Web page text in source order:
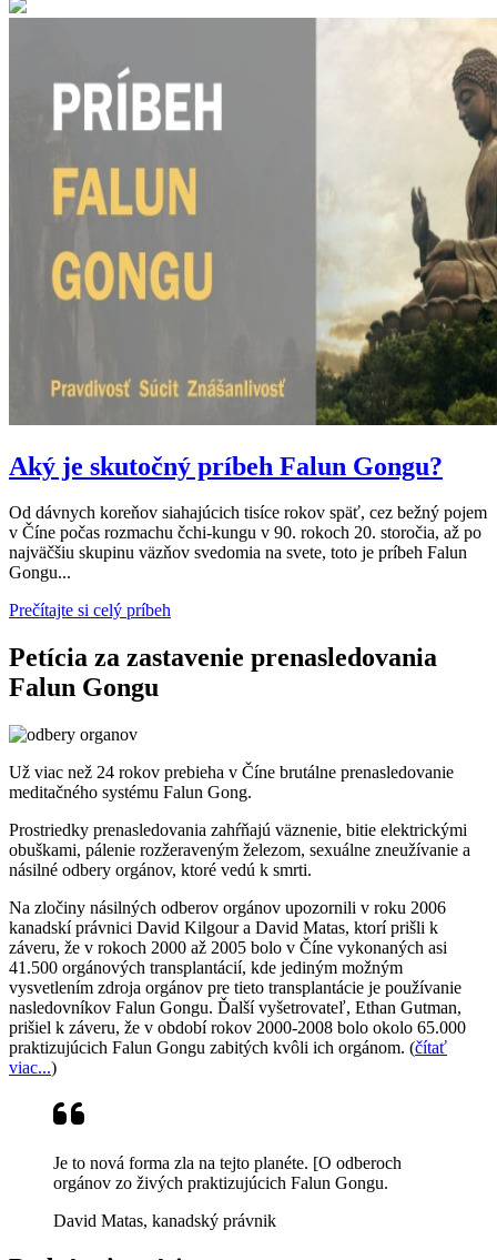
Aký je skutočný príbeh Falun Gongu?
Od dávnych koreňov siahajúcich tisíce rokov späť, cez bežný pojem
v Číne počas rozmachu čchi-kungu v 90. rokoch 20. storočia, až po
najväčšiu skupinu väzňov svedomia na svete, toto je príbeh Falun
Gongu...
Prečítajte si celý príbeh
Petícia za zastavenie prenasledovania
Falun Gongu
Už viac než 24 rokov prebieha v Číne brutálne prenasledovanie
meditačného systému Falun Gong.
Prostriedky prenasledovania zahŕňajú väznenie, bitie elektrickými
obuškami, pálenie rozžeraveným železom, sexuálne zneužívanie a
násilné odbery orgánov, ktoré vedú k smrti.
Na zločiny násilných odberov orgánov upozornili v roku 2006
kanadskí právnici David Kilgour a David Matas, ktorí prišli k
záveru, že v rokoch 2000 až 2005 bolo v Číne vykonaných asi
41.500 orgánových transplantácií, kde jediným možným
vysvetlením zdroja orgánov pre tieto transplantácie je používanie
nasledovníkov Falun Gongu. Ďalší vyšetrovateľ, Ethan Gutman,
prišiel k záveru, že v období rokov 2000-2008 bolo okolo 65.000
praktizujúcich Falun Gongu zabitých kvôli ich orgánom. (čítať
viac...)
Je to nová forma zla na tejto planéte. [O odberoch
orgánov zo živých praktizujúcich Falun Gongu.
David Matas, kanadský právnik